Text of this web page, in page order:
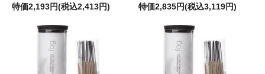
特価2,193円(税込2,413円)
特価2,835円(税込3,119円)